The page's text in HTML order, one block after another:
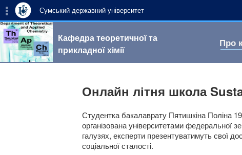
Сумський державний університет
Кафедра теоретичної та
прикладної хімії
Про
Онлайн літня школа
Студентка бакалаврату Пятишкіна Поліна
організована університетами федеральної
галузях, експерти презентуватимуть свої
соціальної сталості.